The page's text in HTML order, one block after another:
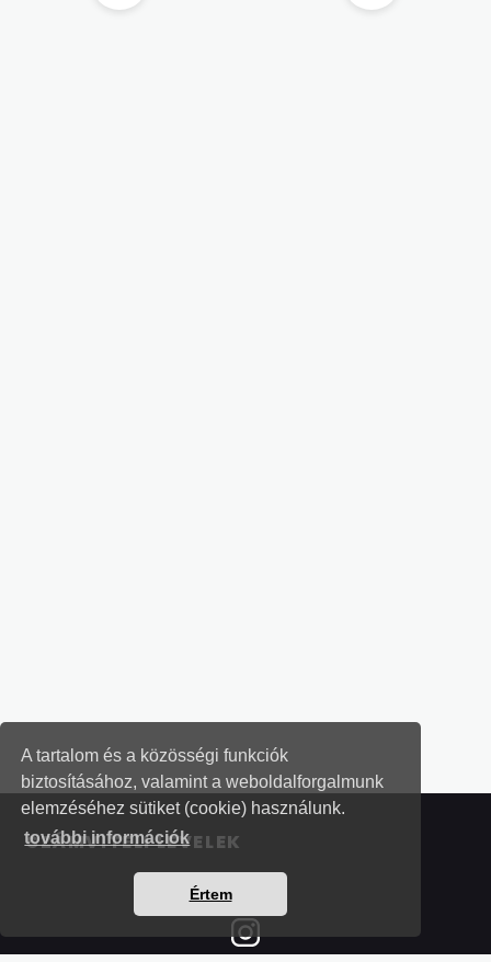
A tartalom és a közösségi funkciók
biztosításához, valamint a weboldalforgalmunk
elemzéséhez sütiket (cookie) használunk.
további információk
Értem
SZÁMVITELI LEVELEK